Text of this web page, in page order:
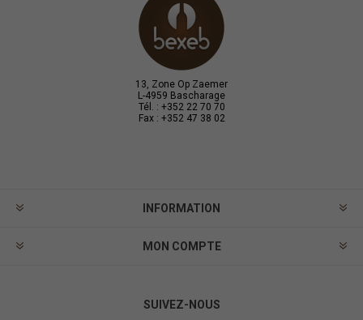
13, Zone Op Zaemer
L-4959 Bascharage
Tél. : +352 22 70 70
Fax : +352 47 38 02
INFORMATION
MON COMPTE
SUIVEZ-NOUS